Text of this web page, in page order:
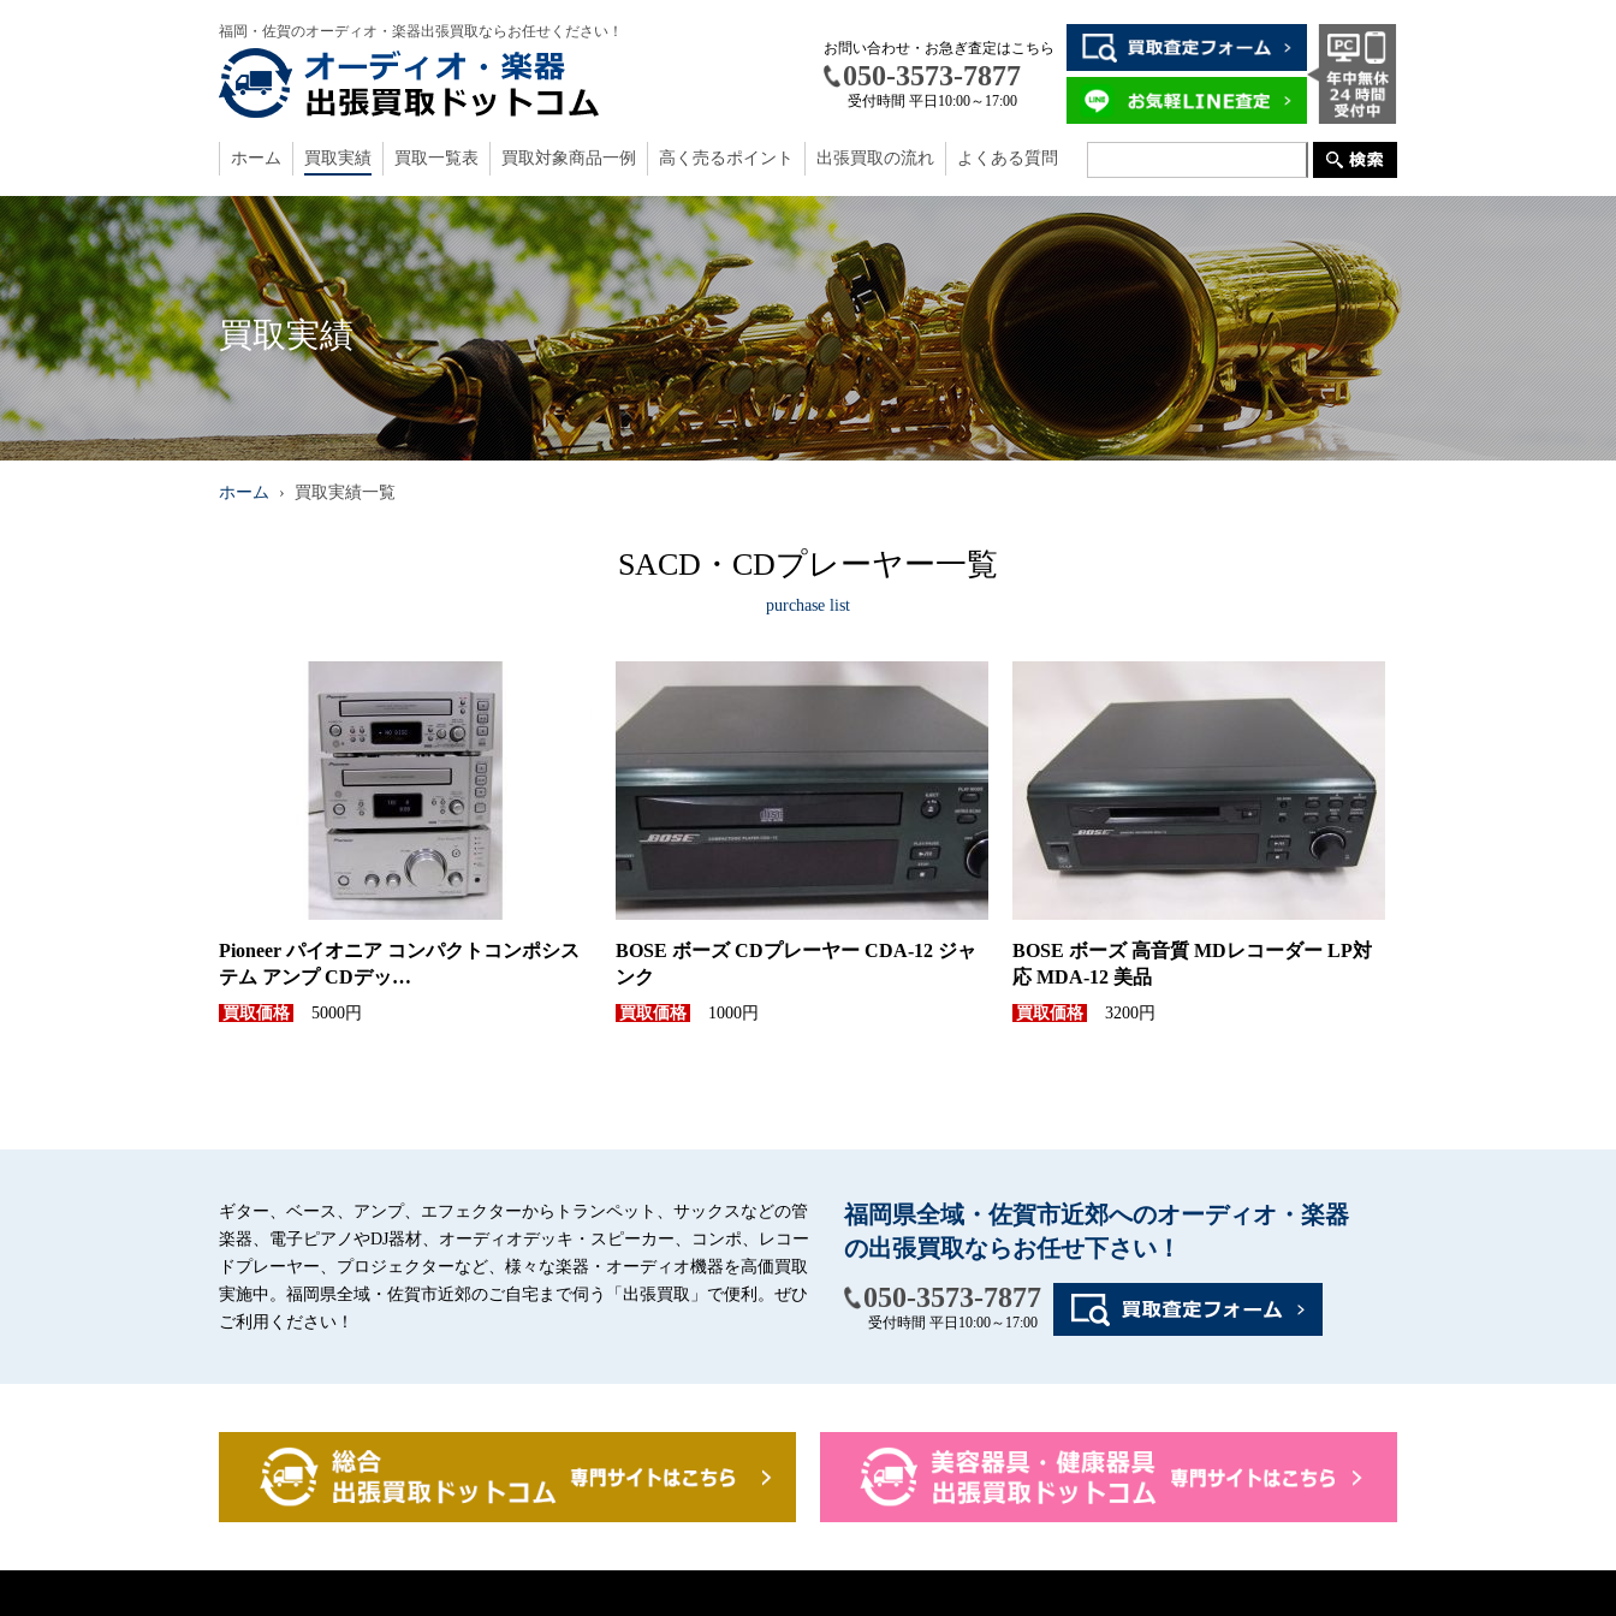
福岡・佐賀のオーディオ・楽器出張買取ならお任せください！
お問い合わせ・お急ぎ査定はこちら
050-3573-7877
受付時間 平日10:00～17:00
ホーム 買取実績 買取一覧表 買取対象商品一例 高く売るポイント 出張買取の流れ よくある質問
買取実績
ホーム › 買取実績一覧
SACD・CDプレーヤー一覧
purchase list
Pioneer パイオニア コンパクトコンポシス
テム アンプ CDデッ…
5000円
BOSE ボーズ CDプレーヤー CDA-12 ジャ
ンク
1000円
BOSE ボーズ 高音質 MDレコーダー LP対
応 MDA-12 美品
3200円
ギター、ベース、アンプ、エフェクターからトランペット、サックスなどの管
楽器、電子ピアノやDJ器材、オーディオデッキ・スピーカー、コンポ、レコー
ドプレーヤー、プロジェクターなど、様々な楽器・オーディオ機器を高価買取
実施中。福岡県全域・佐賀市近郊のご自宅まで伺う「出張買取」で便利。ぜひ
ご利用ください！
福岡県全域・佐賀市近郊へのオーディオ・楽器
の出張買取ならお任せ下さい！
050-3573-7877
受付時間 平日10:00～17:00